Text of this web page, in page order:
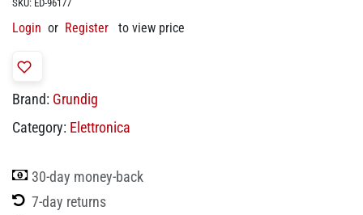
SKU: ED-96177
Login or Register to view price
Brand: Grundig
Category: Elettronica
30-day money-back
7-day returns